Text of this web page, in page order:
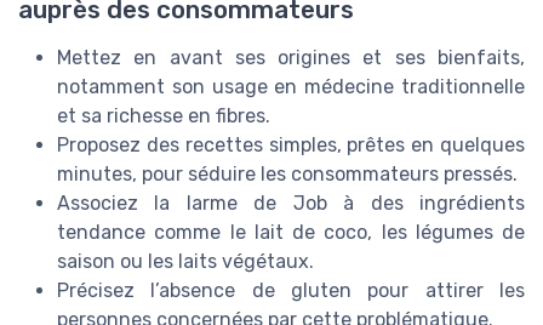
auprès des consommateurs
Mettez en avant ses origines et ses bienfaits,
notamment son usage en médecine traditionnelle
et sa richesse en fibres.
Proposez des recettes simples, prêtes en quelques
minutes, pour séduire les consommateurs pressés.
Associez la larme de Job à des ingrédients
tendance comme le lait de coco, les légumes de
saison ou les laits végétaux.
Précisez l’absence de gluten pour attirer les
personnes concernées par cette problématique.